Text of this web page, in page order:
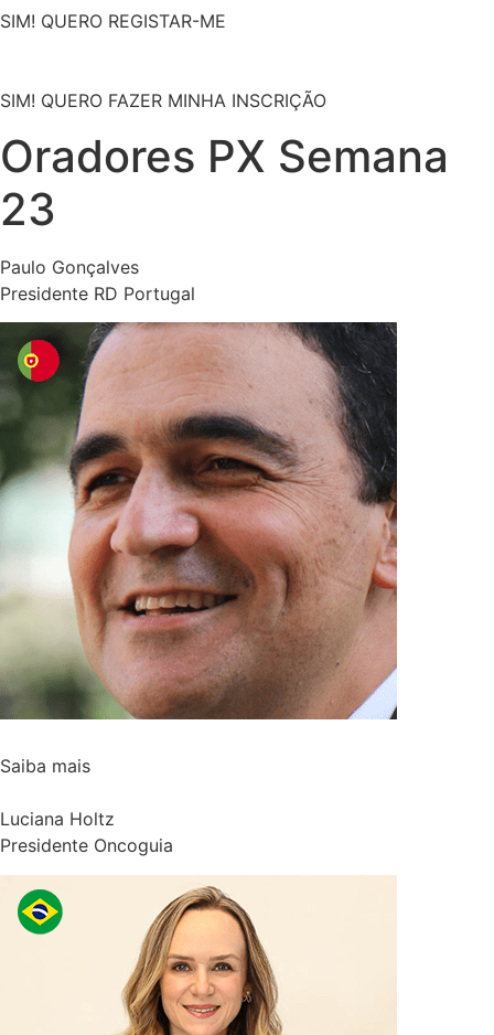
SIM! QUERO REGISTAR-ME
SIM! QUERO FAZER MINHA INSCRIÇÃO
Oradores PX Semana
23
Paulo Gonçalves
Presidente RD Portugal
Saiba mais
Luciana Holtz
Presidente Oncoguia